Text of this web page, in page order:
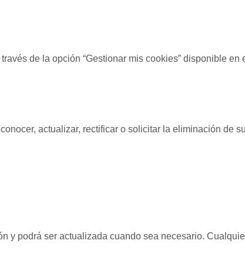
de la opción “Gestionar mis cookies” disponible en
actualizar, rectificar o solicitar la eliminación de
y podrá ser actualizada cuando sea necesario.